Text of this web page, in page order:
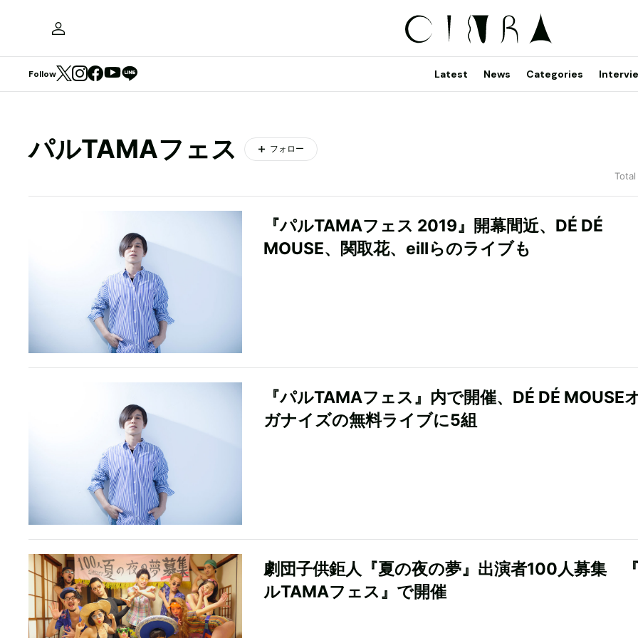
Follow Latest News Categories
パルTAMAフェス フォロー
『パルTAMAフェス 2019』開幕間近、DÉ DÉ
MOUSE、関取花、eillらのライブも
『パルTAMAフェス』内で開催、DÉ DÉ MOUSE
ガナイズの無料ライブに5組
劇団子供鉅人『夏の夜の夢』出演者100人募集
ルTAMAフェス』で開催